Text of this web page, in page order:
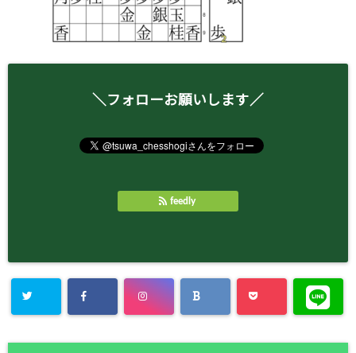
＼フォローお願いします／
feedly